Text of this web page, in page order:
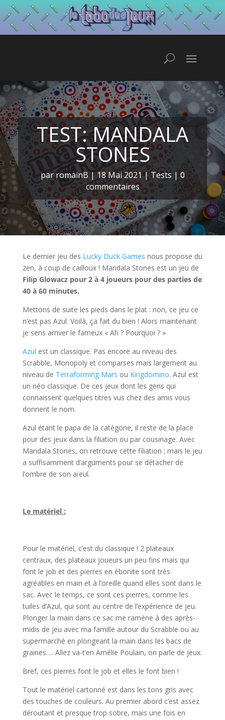
TEST: MANDALA
STONES
parromainB|18 Mai 2021|Tests |0
commentaires
Le dernier jeu des Lucky Duck Games nous propose du
zen, à coup de cailloux ! Mandala Stones est un jeu de
Filip Glowacz pour 2 à 4 joueurs pour des parties de
40 à 60 minutes.
Mettons de suite les pieds dans le plat : non, ce jeu ce
n’est pas Azul. Voilà, ça fait du bien ! Alors maintenant
je sens arriver le fameux « Ah ? Pourquoi ? »
Azul est un classique. Pas encore au niveau des
Scrabble, Monopoly et comparses mais largement au
niveau de Terraforming Mars ou Kingdomino. Azul est
un néo classique. De ces jeux dont les gens qui
connaissent quelques titres vus chez des amis vous
donnent le nom.
Azul étant le papa de la catégorie, il reste de la place
pour des jeux dans la filiation ou par cousinage. Avec
Mandala Stones, on retrouve cette filiation ; mais le jeu
a suffisamment d’arguments pour se détacher de
l’ombre de son aïeul.
Le matériel :
Pour le matériel, c’est du classique ! 2 plateaux
centraux, des plateaux joueurs un peu fins mais qui
font le job et des pierres en ébonite sont très
agréables en main et à l’oreille quand elles sont dans le
sac. Avec le temps, ce sont ces pierres, comme les
tuiles d’Azul, qui sont au centre de l’expérience de jeu.
Plonger la main dans ce sac me ramène à des après-
midis de jeu avec ma famille autour du Scrabble ou au
supermarché en plongeant la main dans les bacs de
graines…. Allez va-t’en Amélie Poulain, on parle de jeux.
Bref, ces pierres font le job et elles le font bien !
Tout le matériel cartonné est dans les tons gris avec
des touches de couleurs. Au premier abord c’est assez
déroutant et presque trop sobre, mais une fois en